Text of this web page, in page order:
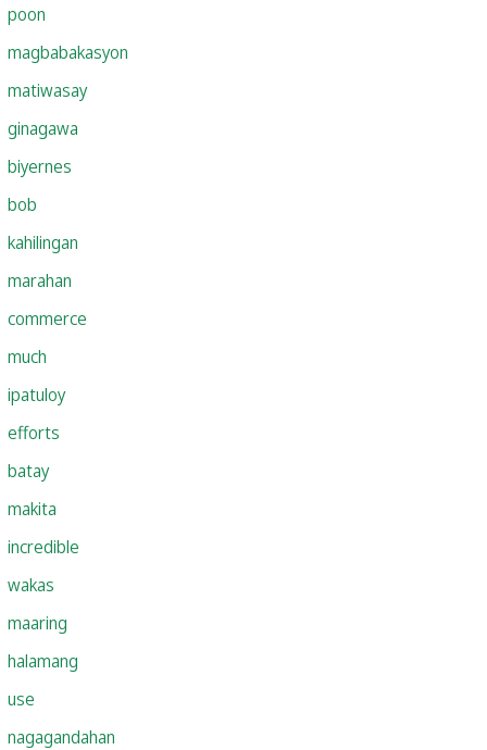
poon
magbabakasyon
matiwasay
ginagawa
biyernes
bob
kahilingan
marahan
commerce
much
ipatuloy
efforts
batay
makita
incredible
wakas
maaring
halamang
use
nagagandahan